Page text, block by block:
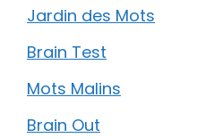
Jardin des Mots
Brain Test
Mots Malins
Brain Out